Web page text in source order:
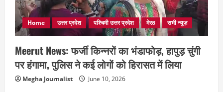
Home उत्तर प्रदेश पश्चिमी उत्तर प्रदेश मेरठ सभी न्यूज़
Meerut News: फर्जी किन्नरों का भंडाफोड़, हापुड़ चुंगी
पर हंगामा, पुलिस ने कई लोगों को हिरासत में लिया
Megha Journalist June 10, 2026